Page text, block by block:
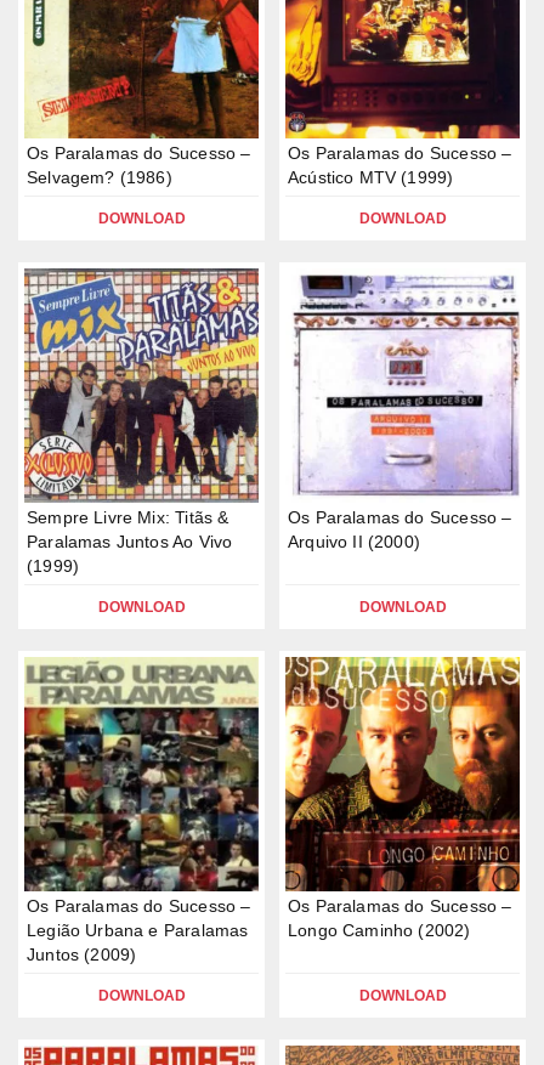
Os Paralamas do Sucesso –
Selvagem? (1986)
DOWNLOAD
Os Paralamas do Sucesso –
Acústico MTV (1999)
DOWNLOAD
Sempre Livre Mix: Titãs &
Paralamas Juntos Ao Vivo
(1999)
DOWNLOAD
Os Paralamas do Sucesso –
Arquivo II (2000)
DOWNLOAD
Os Paralamas do Sucesso –
Legião Urbana e Paralamas
Juntos (2009)
DOWNLOAD
Os Paralamas do Sucesso –
Longo Caminho (2002)
DOWNLOAD